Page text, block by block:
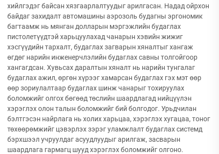
хийлгэдэг байсан хязгаарлалтуудыг арилгасан. Надад ойрхон
байдаг захидалт автомашины аэрозоль будагны эргономик
багтаамж нь мянган долларын мэргэжлийн будаглах
пистолетүүдтэй харьцуулахад чанарын хэвийн жижиг
хэсгүүдийн тархалт, будаглах загварын хяналтыг хангаж
өгдөг нарийн инженерчлэлийн будаглах савны толгойгоор
хангагдсан. Хувьсах даралтын хяналт нь нарийн тунгалаг
будаглах ажил, өргөн хүрээг хамарсан будаглах гэх мэт өөр
өөр зориулалтаар будаглах шинж чанарыг тохируулах
боломжийг олгох бөгөөд төслийн шаардлагад нийцүүлэн
хэрэглэх олон талын боломжийг бий болгодог. Урьдчилан
бэлтгэсэн найрлага нь холих харьцаа, хэрэглэх хугацаа, тоног
төхөөрөмжийг цэвэрлэх зэрэг уламжлалт будаглах системд
бэрхшээл учруулдаг асуудлуудыг арилгаж, засварын
шаардлага гармагц шууд хэрэглэх боломжийг олгоно.